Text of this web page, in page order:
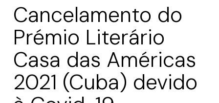
Cancelamento do
Prémio Literário
Casa das Américas
2021 (Cuba) devido